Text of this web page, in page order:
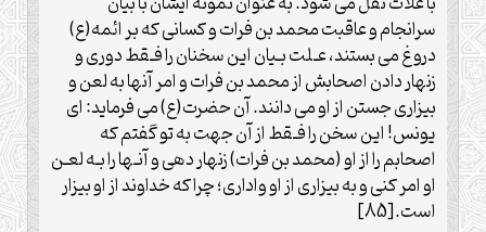
سرانجام و عاقبت محمد بن فرات و کسانی که بر ائمه(ع)
دروغ می بستند، عـلت بـیان این سخنان را فـقط دوری و
زنهار دادن اصحابش از محمد بن فرات و امر آنها به لعن و
بیزاری جستن از او می دانند. آن حضرت(ع) می فرماید: ای
یونس! این سخن را فـقط از آن جهت به تو گفتم که
اصحابم را از او (محمد بن فرات) زنهار دهی و آنـها را بـه لعـن
او امر کنی و به بیزاری از او واداری؛ چرا که خداوند از او بیزار
است.[85]